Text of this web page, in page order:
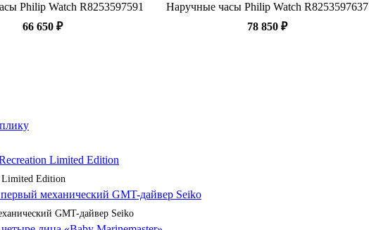
Philip Watch R8253597591
66 650 ₽
Наручные часы Philip Watch R8253597637
78 850 ₽
Limited Edition
GMT-дайвер Seiko